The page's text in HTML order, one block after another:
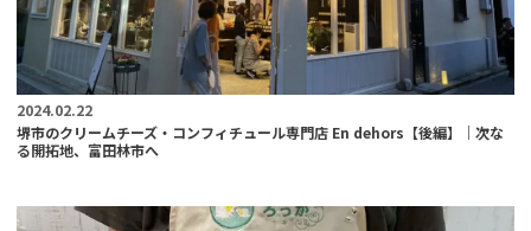
2024.02.22
堺市のクリームチーズ・コンフィチュール専門店 En dehors【後編】｜次な
る開拓地、富田林市へ